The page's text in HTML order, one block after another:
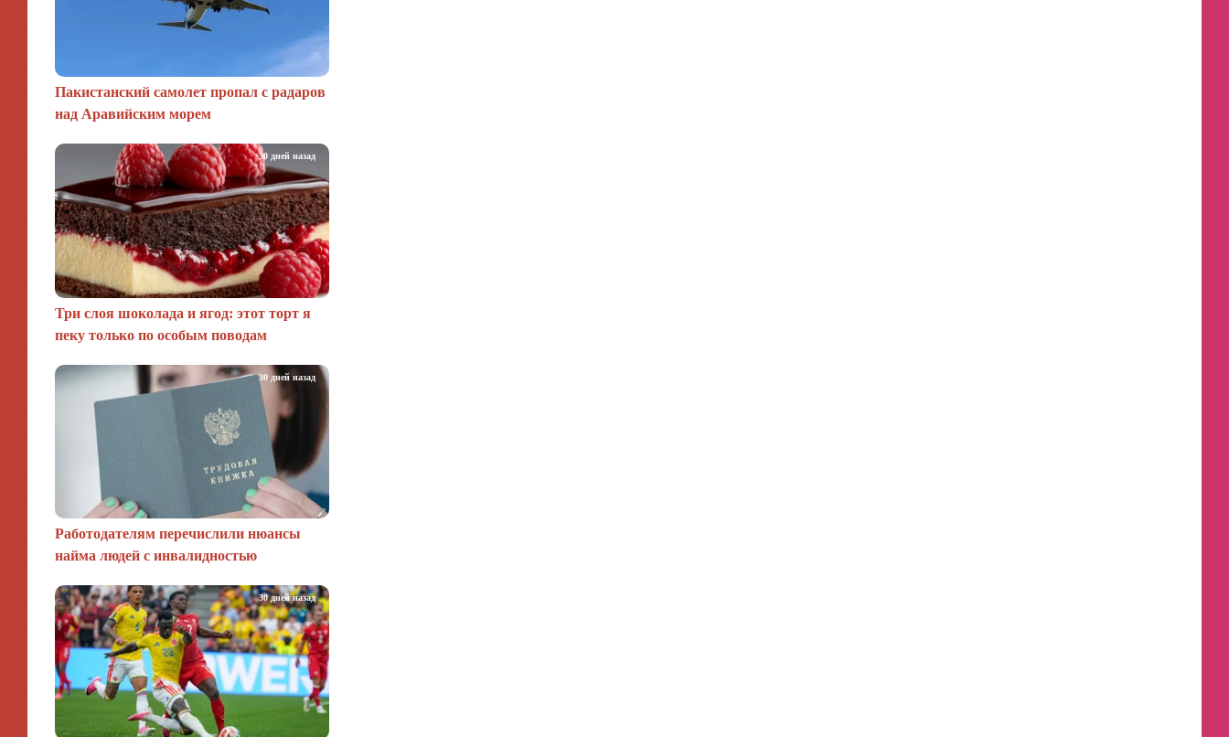
Пакистанский самолет пропал с радаров
над Аравийским морем
Три слоя шоколада и ягод: этот торт я
пеку только по особым поводам
30 дней назад
Работодателям перечислили нюансы
найма людей с инвалидностью
30 дней назад
30 дней назад